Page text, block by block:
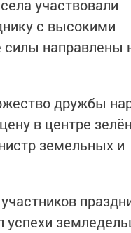
участвовали
с высокими
силы направлены
дружбы
в цен­тре
земельных и
успехи